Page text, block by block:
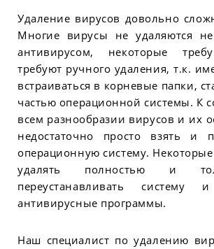
Удаление вирусов довольно
Многие вирусы не удаляются
антивирусом, некоторые
требуют ручного удаления, т.к.
встраиваться в корневые папки,
частью операционной системы. К
всем разнообразии вирусов и их
недостаточно просто взять и
операционную систему.
удалять полностью и
переустанавливать систему и
антивирусные программы.
Наш специалист по удалению